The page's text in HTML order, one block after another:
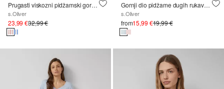
Prugasti viskozni pidžamski gornji dio
s.Oliver
23,99 €32,99 €
Gornji dio pidžame dugih rukava s ukrasnim gumbima
s.Oliver
from15,99 €19,99 €